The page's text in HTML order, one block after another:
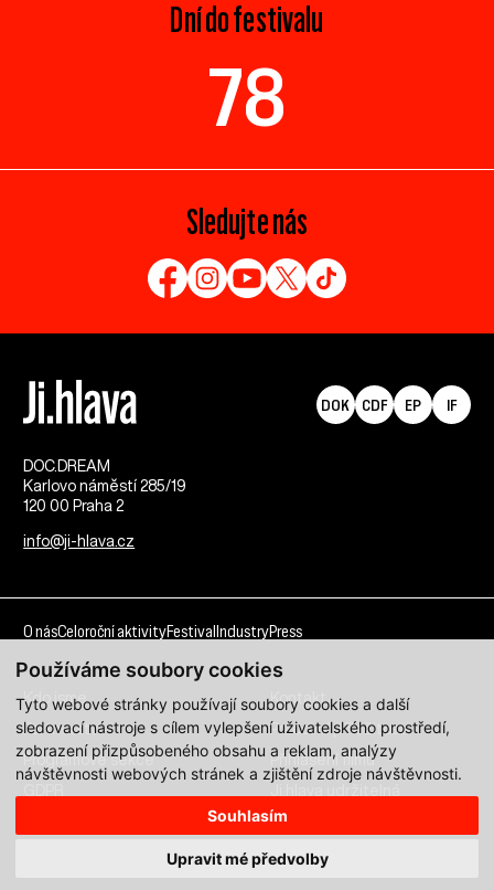
Používáme soubory cookies
Tyto webové stránky používají soubory cookies a další
sledovací nástroje s cílem vylepšení uživatelského prostředí,
zobrazení přizpůsobeného obsahu a reklam, analýzy
návštěvnosti webových stránek a zjištění zdroje návštěvnosti.
Souhlasím
Upravit mé předvolby
Dní do festivalu
78
Sledujte nás
DOC.DREAM​
Karlovo náměstí 285/19
120 00 Praha 2
info@ji-hlava.cz
DOK CDF EP IF
O násCeloroční aktivityFestival IndustryPress
Kdo jsme
Kontakt
Partnerství
Pracovní příležitosti
Programové sekce
Přihlášení filmu
Všechna práva vyhrazena DOC.DREAM services s. r. o.
Zásady zpracování osobních údajů pro MFDF Ji.hlava zde